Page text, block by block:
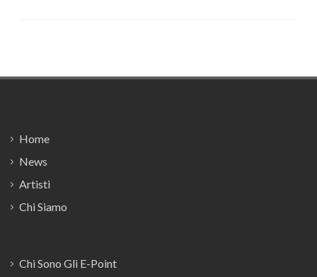
Home
News
Artisti
Chi Siamo
Chi Sono Gli E-Point